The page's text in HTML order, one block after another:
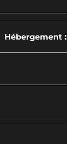
Hébergement :